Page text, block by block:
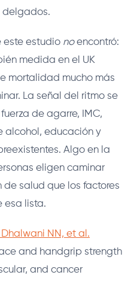
delgados.
este estudio noencontró:
medida en el UK
mortalidad mucho más
La señal del ritmo se
de agarre, IMC,
alcohol, educación y
Algo en la
eligen caminar
salud que los factores
esa lista.
Dhalwani NN, et al.
and handgrip strength
and cancer